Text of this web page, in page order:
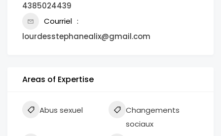
4385024439
Courriel
lourdesstephanealix@gmail.com
Areas of Expertise
Abus sexuel
Changements
sociaux